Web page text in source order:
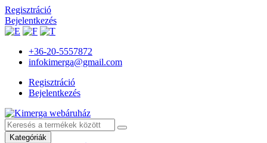
Regisztráció
Bejelentkezés
+36-20-5557872
infokimerga@gmail.com
Regisztráció
Bejelentkezés
Kategóriák